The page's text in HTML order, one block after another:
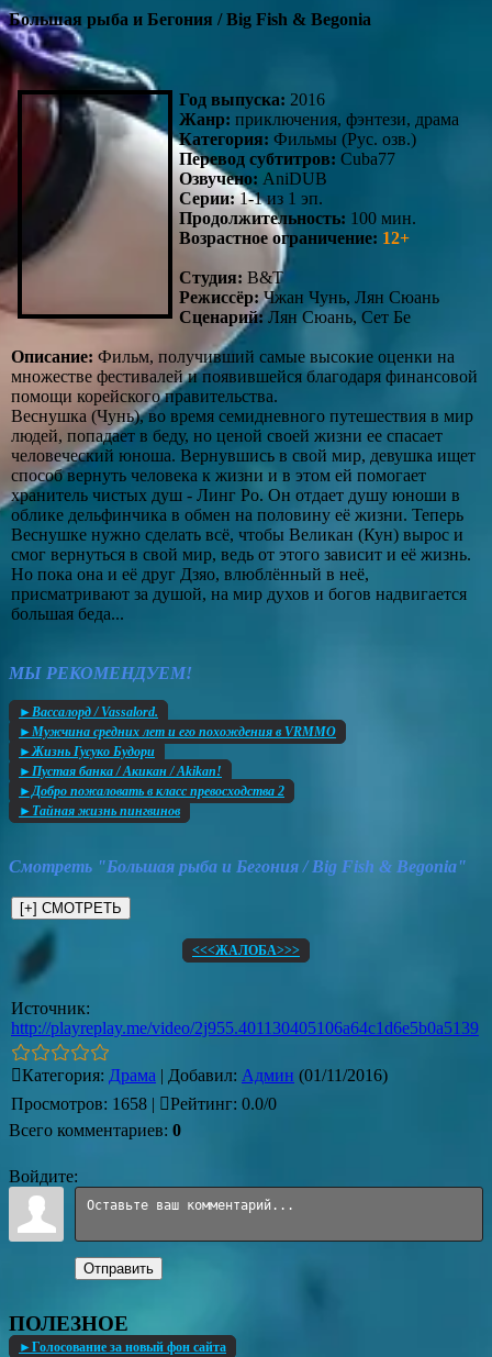
Большая рыба и Бегония / Big Fish & Begonia
Год выпуска: 2016
Жанр: приключения, фэнтези, драма
Категория: Фильмы (Рус. озв.)
Перевод субтитров: Cuba77
Озвучено: AniDUB
Серии:1-1 из 1 эп.
Продолжительность: 100 мин.
Возрастное ограничение: 12+
Студия: B&T
Режиссёр:Чжан Чунь, Лян Сюань
Сценарий:Лян Сюань, Сет Бе
Описание: Фильм, получивший самые высокие оценки на
множестве фестивалей и появившейся благодаря финансовой
помощи корейского правительства.
Веснушка (Чунь), во время семидневного путешествия в мир
людей, попадает в беду, но ценой своей жизни ее спасает
человеческий юноша. Вернувшись в свой мир, девушка ищет
способ вернуть человека к жизни и в этом ей помогает
хранитель чистых душ - Линг Ро. Он отдает душу юноши в
облике дельфинчика в обмен на половину её жизни. Теперь
Веснушке нужно сделать всё, чтобы Великан (Кун) вырос и
смог вернуться в свой мир, ведь от этого зависит и её жизнь.
Но пока она и её друг Дзяо, влюблённый в неё,
присматривают за душой, на мир духов и богов надвигается
большая беда...
МЫ РЕКОМЕНДУЕМ!
►Вассалорд / Vassalord.
►Мужчина средних лет и его похождения в VRMMO
►Жизнь Гусуко Будори
►Пустая банка / Акикан / Akikan!
►Добро пожаловать в класс превосходства 2
►Тайная жизнь пингвинов
Смотреть "Большая рыба и Бегония / Big Fish & Begonia"
<<<ЖАЛОБА>>>
Источник:
http://playreplay.me/video/2j955.401130405106a64c1d6e5b0a5139
Категория: Драма | Добавил: Админ (01/11/2016)
Просмотров: 1658 | Рейтинг: 0.0/0
Всего комментариев: 0
Войдите:
Отправить
ПОЛЕЗНОЕ
►Голосование за новый фон сайта